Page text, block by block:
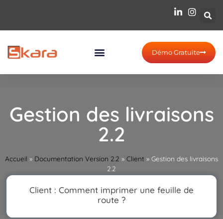
Démo Gratuite
Gestion des livraisons
2.2
Accueil » Documentation Version 2.2 » Client » Gestion des livraisons
2.2
Client : Comment imprimer une feuille de
route ?